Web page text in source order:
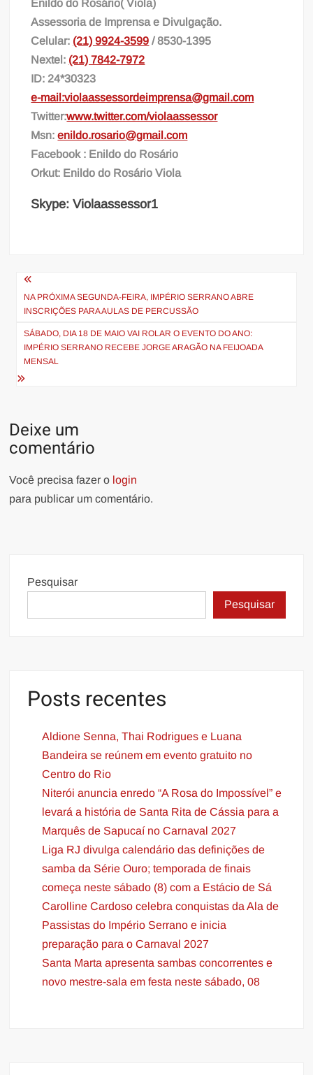
Enildo do Rosário( Viola)
Assessoria de Imprensa e Divulgação.
Celular: (21) 9924-3599 / 8530-1395
Nextel: (21) 7842-7972
ID: 24*30323
e-mail:violaassessordeimprensa@gmail.com
Twitter:www.twitter.com/violaassessor
Msn:enildo.rosario@gmail.com
Facebook : Enildo do Rosário
Orkut: Enildo do Rosário Viola
Skype: Violaassessor1
Navegação
de
Post
NA PRÓXIMA SEGUNDA-FEIRA, IMPÉRIO SERRANO ABRE
INSCRIÇÕES PARA AULAS DE PERCUSSÃO
SÁBADO, DIA 18 DE MAIO VAI ROLAR O EVENTO DO ANO:
IMPÉRIO SERRANO RECEBE JORGE ARAGÃO NA FEIJOADA
MENSAL
Deixe um
comentário
Você precisa fazer o login
para publicar um comentário.
Pesquisar
Pesquisar
Posts recentes
Aldione Senna, Thai Rodrigues e Luana
Bandeira se reúnem em evento gratuito no
Centro do Rio
Niterói anuncia enredo “A Rosa do Impossível” e
levará a história de Santa Rita de Cássia para a
Marquês de Sapucaí no Carnaval 2027
Liga RJ divulga calendário das definições de
samba da Série Ouro; temporada de finais
começa neste sábado (8) com a Estácio de Sá
Carolline Cardoso celebra conquistas da Ala de
Passistas do Império Serrano e inicia
preparação para o Carnaval 2027
Santa Marta apresenta sambas concorrentes e
novo mestre-sala em festa neste sábado, 08